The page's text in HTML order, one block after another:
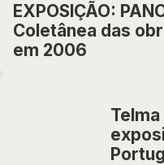
EXPOSIÇÃO:
Coletânea das
em 2006